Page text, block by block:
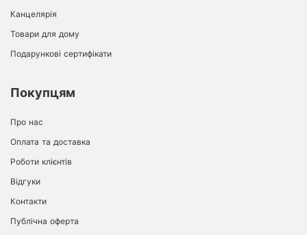
Канцелярія
Товари для дому
Подарункові сертифікати
Покупцям
Про нас
Оплата та доставка
Роботи клієнтів
Відгуки
Контакти
Публічна оферта